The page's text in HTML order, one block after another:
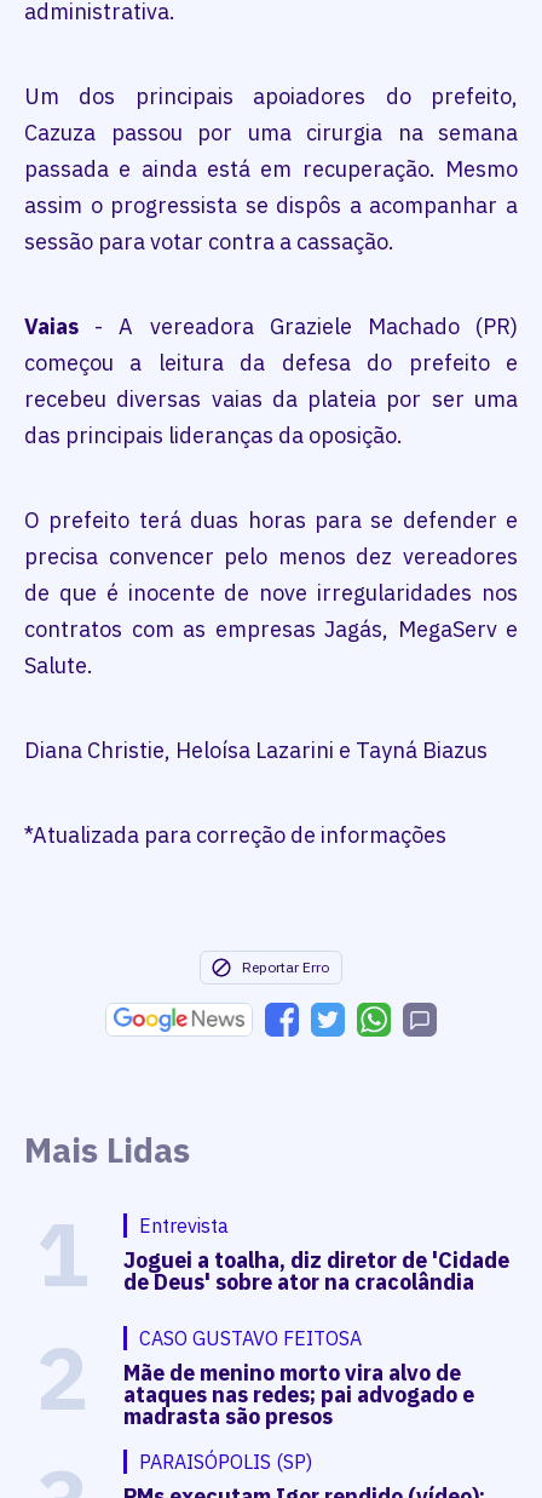
administrativa.
Um dos principais apoiadores do prefeito,
Cazuza passou por uma cirurgia na semana
passada e ainda está em recuperação. Mesmo
assim o progressista se dispôs a acompanhar a
sessão para votar contra a cassação.
Vaias - A vereadora Graziele Machado (PR)
começou a leitura da defesa do prefeito e
recebeu diversas vaias da plateia por ser uma
das principais lideranças da oposição.
O prefeito terá duas horas para se defender e
precisa convencer pelo menos dez vereadores
de que é inocente de nove irregularidades nos
contratos com as empresas Jagás, MegaServ e
Salute.
Diana Christie, Heloísa Lazarini e Tayná Biazus
*Atualizada para correção de informações
Reportar Erro
Mais Lidas
1 Entrevista
Joguei a toalha, diz diretor de 'Cidade
de Deus' sobre ator na cracolândia
2 CASO GUSTAVO FEITOSA
Mãe de menino morto vira alvo de
ataques nas redes; pai advogado e
madrasta são presos
PARAISÓPOLIS (SP)